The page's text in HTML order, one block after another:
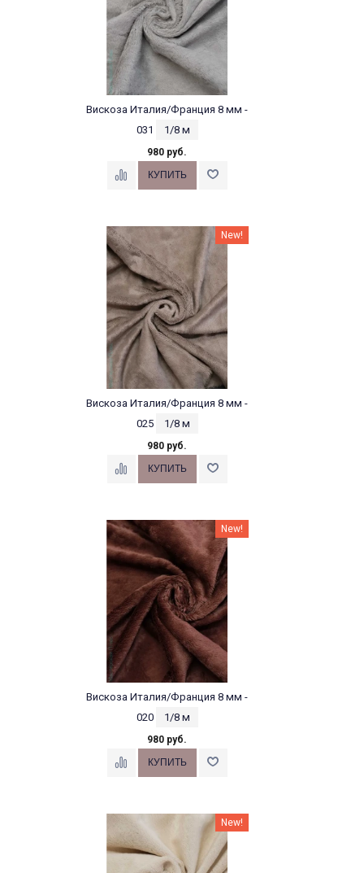
Вискоза Италия/Франция 8 мм -
031
1/8 м
980 руб.
New!
Вискоза Италия/Франция 8 мм -
025
1/8 м
980 руб.
New!
Вискоза Италия/Франция 8 мм -
020
1/8 м
980 руб.
New!